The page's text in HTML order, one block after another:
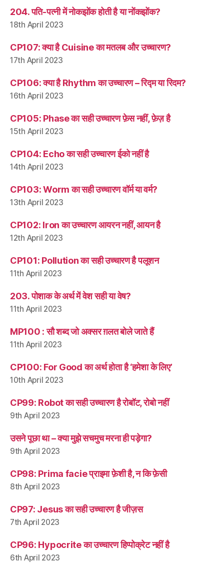
204. पति-पत्नी में नोकझोंक होती है या नोंकझोंक?
18th April 2023
CP107: क्या है Cuisine का मतलब और उच्चारण?
17th April 2023
CP106: क्या है Rhythm का उच्चारण – रिद्म या रिदम?
16th April 2023
CP105: Phase का सही उच्चारण फ़ेस नहीं, फ़ेज़ है
15th April 2023
CP104: Echo का सही उच्चारण ईको नहीं है
14th April 2023
CP103: Worm का सही उच्चारण वॉर्म या वर्म?
13th April 2023
CP102: Iron का उच्चारण आयरन नहीं, आयन है
12th April 2023
CP101: Pollution का सही उच्चारण है पलूशन
11th April 2023
203. पोशाक के अर्थ में वेश सही या वेष?
11th April 2023
MP100 : सौ शब्द जो अक्सर ग़लत बोले जाते हैं
11th April 2023
CP100: For Good का अर्थ होता है ‘हमेशा के लिए’
10th April 2023
CP99: Robot का सही उच्चारण है रोबॉट, रोबो नहीं
9th April 2023
उसने पूछा था – क्या मुझे सचमुच मरना ही पड़ेगा?
9th April 2023
CP98: Prima facie प्राइमा फ़ेशी है, न कि फ़ेसी
8th April 2023
CP97: Jesus का सही उच्चारण है जीज़स
7th April 2023
CP96: Hypocrite का उच्चारण हिप्पोक्रेट नहीं है
6th April 2023